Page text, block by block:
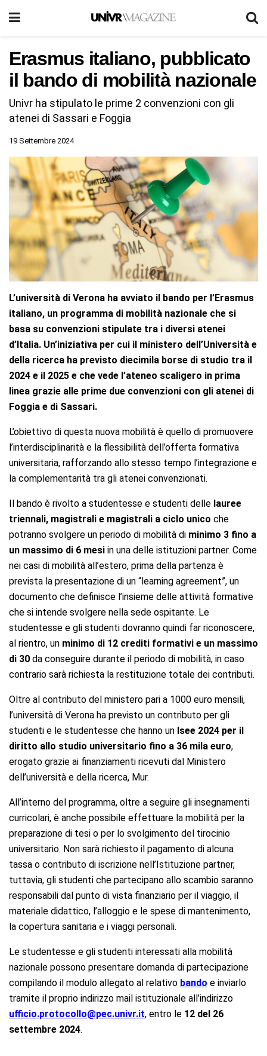
Erasmus italiano, pubblicato
il bando di mobilità nazionale
Univr ha stipulato le prime 2 convenzioni con gli
atenei di Sassari e Foggia
19 Settembre 2024
L’università di Verona ha avviato il bando per l’Erasmus
italiano, un programma di mobilità nazionale che si
basa su convenzioni stipulate tra i diversi atenei
d’Italia. Un’iniziativa per cui il ministero dell’Università e
della ricerca ha previsto diecimila borse di studio tra il
2024 e il 2025 e che vede l’ateneo scaligero in prima
linea grazie alle prime due convenzioni con gli atenei di
Foggia e di Sassari.
L’obiettivo di questa nuova mobilità è quello di promuovere
l’interdisciplinarità e la flessibilità dell’offerta formativa
universitaria, rafforzando allo stesso tempo l’integrazione e
la complementarità tra gli atenei convenzionati.
Il bando è rivolto a studentesse e studenti delle lauree
triennali, magistrali e magistrali a ciclo unico che
potranno svolgere un periodo di mobilità di minimo 3 fino a
un massimo di 6 mesi in una delle istituzioni partner. Come
nei casi di mobilità all’estero, prima della partenza è
prevista la presentazione di un “learning agreement”, un
documento che definisce l’insieme delle attività formative
che si intende svolgere nella sede ospitante. Le
studentesse e gli studenti dovranno quindi far riconoscere,
al rientro, un minimo di 12 crediti formativi e un massimo
di 30 da conseguire durante il periodo di mobilità, in caso
contrario sarà richiesta la restituzione totale dei contributi.
Oltre al contributo del ministero pari a 1000 euro mensili,
l’università di Verona ha previsto un contributo per gli
studenti e le studentesse che hanno un Isee 2024 per il
diritto allo studio universitario fino a 36 mila euro,
erogato grazie ai finanziamenti ricevuti dal Ministero
dell’università e della ricerca, Mur.
All’interno del programma, oltre a seguire gli insegnamenti
curricolari, è anche possibile effettuare la mobilità per la
preparazione di tesi o per lo svolgimento del tirocinio
universitario. Non sarà richiesto il pagamento di alcuna
tassa o contributo di iscrizione nell’Istituzione partner,
tuttavia, gli studenti che partecipano allo scambio saranno
responsabili dal punto di vista finanziario per il viaggio, il
materiale didattico, l’alloggio e le spese di mantenimento,
la copertura sanitaria e i viaggi personali.
Le studentesse e gli studenti interessati alla mobilità
nazionale possono presentare domanda di partecipazione
compilando il modulo allegato al relativo bando e inviarlo
tramite il proprio indirizzo mail istituzionale all’indirizzo
ufficio.protocollo@pec.univr.it, entro le 12 del 26
settembre 2024.